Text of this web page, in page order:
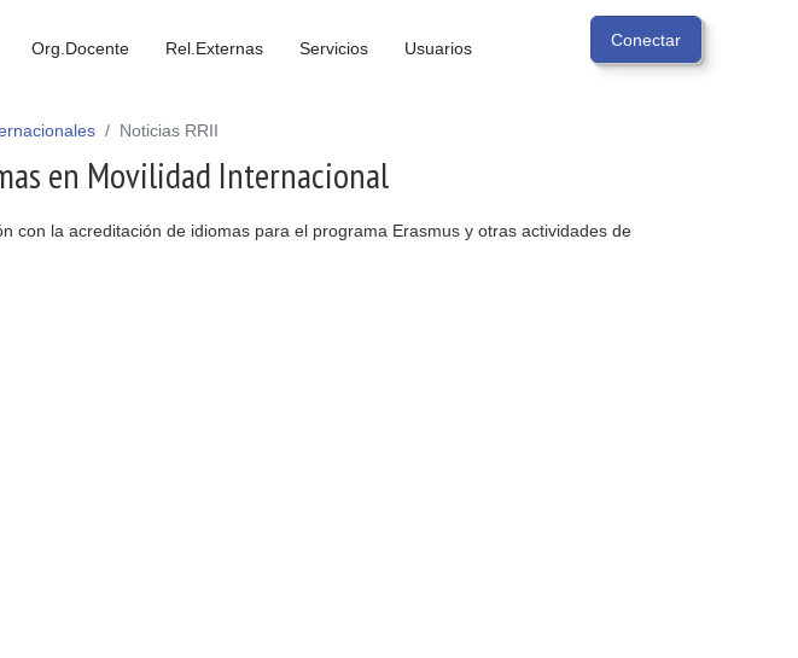
Org.Docente Rel.Externas Servicios Usuarios
Noticias RRII
en Movilidad Internacional
con la acreditación de idiomas para el programa Erasmus y otras actividades de